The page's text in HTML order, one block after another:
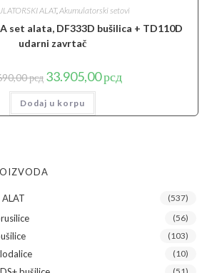
ALAT,Akumulatorski setovi
set alata, DF333D bušilica + TD110D
udarni zavrtač
рсд Originalna
cena
je
bila:
35.690,00 рсд.
33.905,00рсдTrenutna
cena
Dodaj u korpu
ALAT (537)
(56)
(103)
(10)